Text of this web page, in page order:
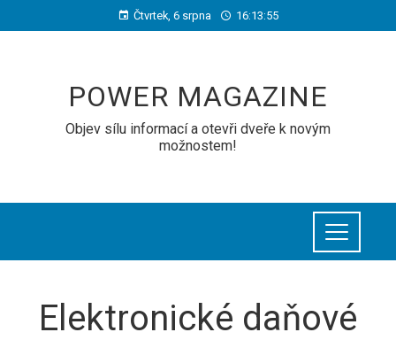
Čtvrtek, 6 srpna 16:13:55
POWER MAGAZINE
Objev sílu informací a otevři dveře k novým
možnostem!
Elektronické daňové